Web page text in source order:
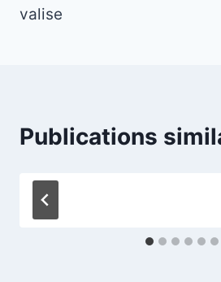
valise
Publications